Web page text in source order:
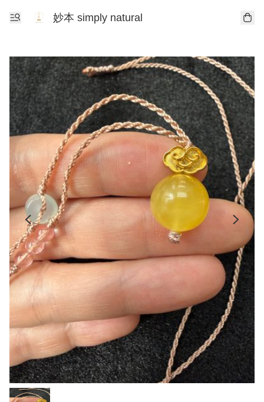
妙本 simply natural